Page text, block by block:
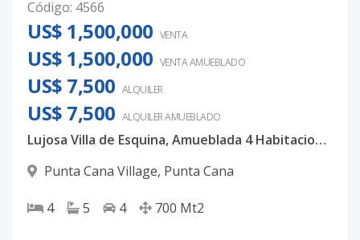
Código: 4566
US$ 1,500,000 VENTA
US$ 1,500,000 VENTA AMUEBLADO
US$ 7,500 ALQUILER
US$ 7,500 ALQUILERAMUEBLADO
Lujosa Villa de Esquina, Amueblada 4 Habitaciones Punta Cana Village
Punta Cana Village, Punta Cana
4 5 4 700 Mt2